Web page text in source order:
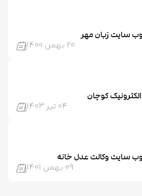
سایت زبان مهر
20 بهمن 1400
کوچان
04 تیر 1403
سایت وکالت عدل خانه
09 بهمن 1401